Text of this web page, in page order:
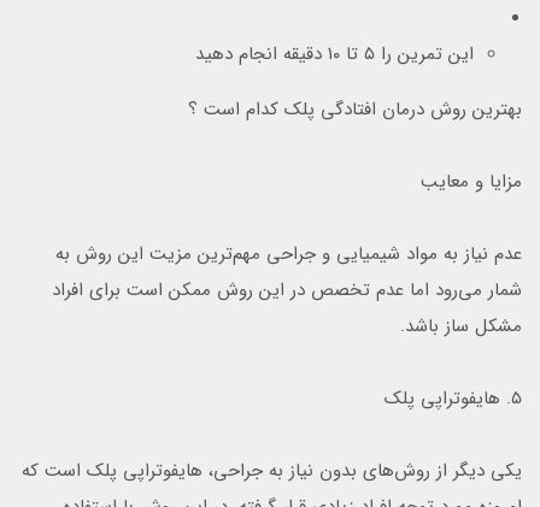
این تمرین را ۵ تا ۱۰ دقیقه انجام دهید
بهترین روش درمان افتادگی پلک کدام است ؟
مزایا و معایب
عدم نیاز به مواد شیمیایی و جراحی مهم‌ترین مزیت این روش به
شمار می‌رود اما عدم تخصص در این روش ممکن است برای افراد
مشکل ساز باشد.
۵. هایفوتراپی پلک
یکی دیگر از روش‌های بدون نیاز به جراحی، هایفوتراپی پلک است که